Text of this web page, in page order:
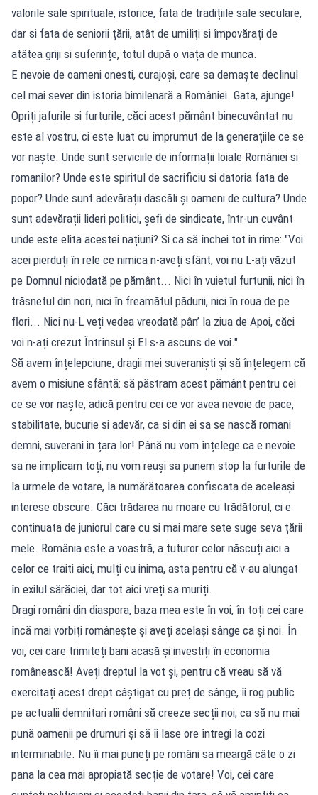
valorile sale spirituale, istorice, fata de tradițiile sale seculare,
dar si fata de seniorii țării, atât de umiliți si împovărați de
atâtea griji si suferințe, totul după o viața de munca.
E nevoie de oameni onesti, curajoși, care sa demaște declinul
cel mai sever din istoria bimilenară a României. Gata, ajunge!
Opriți jafurile si furturile, căci acest pământ binecuvântat nu
este al vostru, ci este luat cu împrumut de la generațiile ce se
vor naște. Unde sunt serviciile de informații loiale României si
romanilor? Unde este spiritul de sacrificiu si datoria fata de
popor? Unde sunt adevărații dascăli și oameni de cultura? Unde
sunt adevărații lideri politici, șefi de sindicate, într-un cuvânt
unde este elita acestei națiuni? Si ca să închei tot in rime: "Voi
acei pierduți în rele ce nimica n-aveți sfânt, voi nu L-ați văzut
pe Domnul niciodată pe pământ... Nici în vuietul furtunii, nici în
trăsnetul din nori, nici în freamătul pădurii, nici în roua de pe
flori... Nici nu-L veți vedea vreodată pân’ la ziua de Apoi, căci
voi n-ați crezut Întrînsul și El s-a ascuns de voi."
Să avem înțelepciune, dragii mei suveraniști și să înțelegem că
avem o misiune sfântă: să păstram acest pământ pentru cei
ce se vor naște, adică pentru cei ce vor avea nevoie de pace,
stabilitate, bucurie si adevăr, ca si din ei sa se nască romani
demni, suverani in țara lor! Până nu vom înțelege ca e nevoie
sa ne implicam toți, nu vom reuși sa punem stop la furturile de
la urmele de votare, la numărătoarea confiscata de aceleași
interese obscure. Căci trădarea nu moare cu trădătorul, ci e
continuata de juniorul care cu si mai mare sete suge seva țării
mele. România este a voastră, a tuturor celor născuți aici a
celor ce traiti aici, mulți cu inima, asta pentru că v-au alungat
în exilul sărăciei, dar tot aici vreți sa muriți.
Dragi români din diaspora, baza mea este în voi, în toți cei care
încă mai vorbiți românește și aveți același sânge ca și noi. În
voi, cei care trimiteți bani acasă și investiți în economia
românească! Aveți dreptul la vot și, pentru că vreau să vă
exercitați acest drept câștigat cu preț de sânge, îi rog public
pe actualii demnitari români să creeze secții noi, ca să nu mai
pună oamenii pe drumuri și să îi lase ore întregi la cozi
interminabile. Nu îi mai puneți pe români sa meargă câte o zi
pana la cea mai apropiată secție de votare! Voi, cei care